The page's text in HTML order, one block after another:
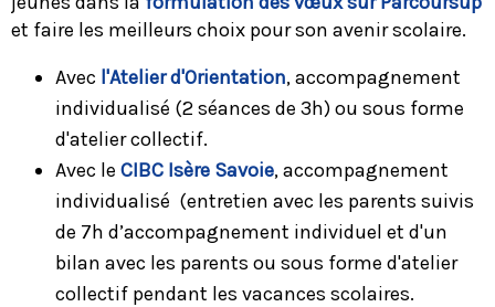
et faire les meilleurs choix pour son avenir scolaire.
Avec l'Atelier d'Orientation, accompagnement
individualisé (2 séances de 3h) ou sous forme
d'atelier collectif.
Avec le CIBC Isère Savoie, accompagnement
individualisé (entretien avec les parents suivis
de 7h d’accompagnement individuel et d'un
bilan avec les parents ou sous forme d'atelier
collectif pendant les vacances scolaires.